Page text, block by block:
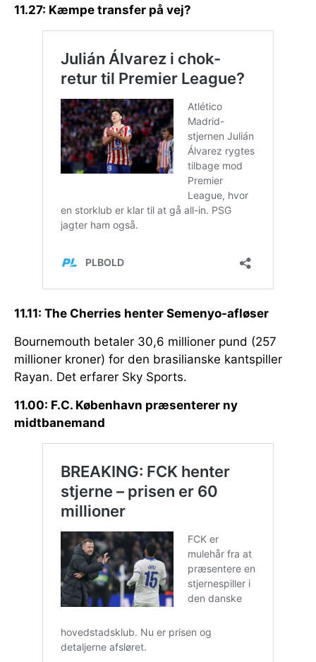
11.27: Kæmpe transfer på vej?
11.11: The Cherries henter Semenyo-afløser
Bournemouth betaler 30,6 millioner pund (257
millioner kroner) for den brasilianske kantspiller
Rayan. Det erfarer Sky Sports.
11.00: F.C. København præsenterer ny
midtbanemand